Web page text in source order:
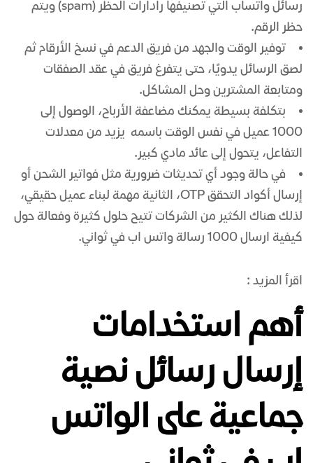
رسائل واتساب التي تصنيفها رادارات الحظر (spam) ويتم
حظر الرقم.
توفير الوقت والجهد من فريق الدعم في نسخ الأرقام ثم
لصق الرسائل يدويًا، حتى يتفرغ فريق في عقد الصفقات
ومتابعة المشترين وحل المشاكل.
بتكلفة بسيطة يمكنك مضاعفة الأرباح، الوصول إلى
1000 عميل في نفس الوقت باسمه يزيد من معدلات
التفاعل، يتحول إلى عائد مادي كبير.
في حالة وجود أي تحديثات ضرورية مثل فواتير الشحن أو
إرسال أكواد التحقق OTP، الثانية مهمة لبناء عميل حقيقي،
لذلك هناك الكثير من الشركات تتيح حلول كثيرة وفعالة حول
كيفية ارسال 1000 رسالة واتس اب في ثواني.
اقرأ المزيد :
أهم استخدامات
إرسال رسائل نصية
جماعية على الواتس